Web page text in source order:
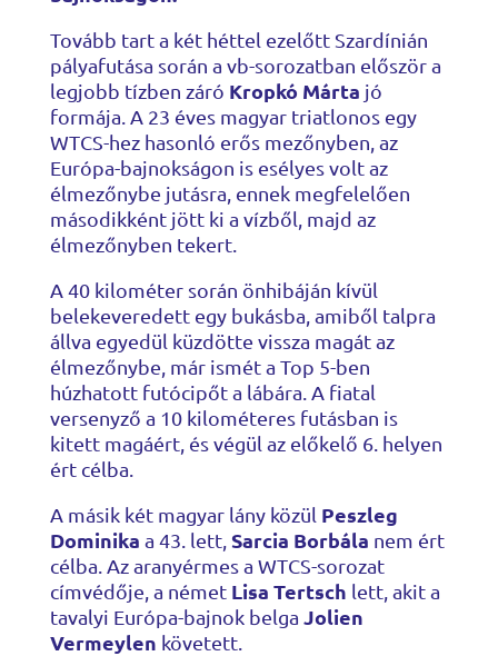
Tovább tart a két héttel ezelőtt Szardínián
pályafutása során a vb-sorozatban először a
legjobb tízben záró Kropkó Márta jó
formája. A 23 éves magyar triatlonos egy
WTCS-hez hasonló erős mezőnyben, az
Európa-bajnokságon is esélyes volt az
élmezőnybe jutásra, ennek megfelelően
másodikként jött ki a vízből, majd az
élmezőnyben tekert.
A 40 kilométer során önhibáján kívül
belekeveredett egy bukásba, amiből talpra
állva egyedül küzdötte vissza magát az
élmezőnybe, már ismét a Top 5-ben
húzhatott futócipőt a lábára. A fiatal
versenyző a 10 kilométeres futásban is
kitett magáért, és végül az előkelő 6. helyen
ért célba.
A másik két magyar lány közül Peszleg
Dominika a 43. lett, Sarcia Borbála nem ért
célba. Az aranyérmes a WTCS-sorozat
címvédője, a német Lisa Tertsch lett, akit a
tavalyi Európa-bajnok belga Jolien
Vermeylen követett.